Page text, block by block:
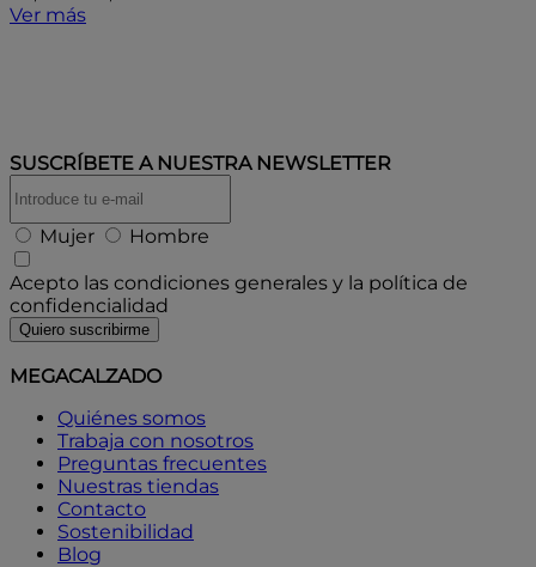
Ver más
SUSCRÍBETE A NUESTRA NEWSLETTER
Mujer Hombre
Acepto las condiciones generales y la política de
confidencialidad
Quiero suscribirme
MEGACALZADO
Quiénes somos
Trabaja con nosotros
Preguntas frecuentes
Nuestras tiendas
Contacto
Sostenibilidad
Blog